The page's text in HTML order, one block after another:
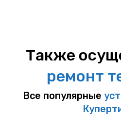
Также
ремонт
Все популярные